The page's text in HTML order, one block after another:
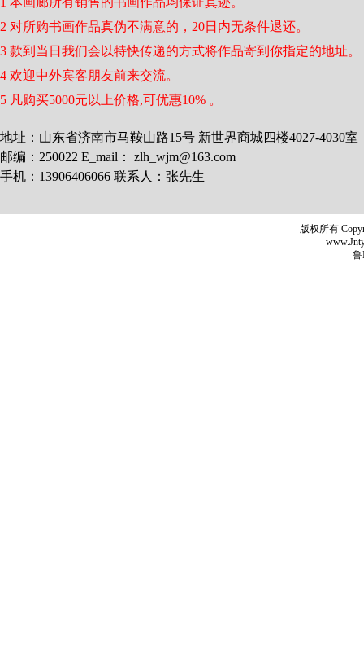
2 对所购书画作品真伪不满意的，20日内无条件退还。
3 款到当日我们会以特快传递的方式将作品寄到你指定的地址。
4 欢迎中外宾客朋友前来交流。
5 凡购买5000元以上价格,可优惠10% 。
地址：山东省济南市马鞍山路15号 新世界商城四楼4027-4030室
邮编：250022 E_mail： zlh_wjm@163.com
手机：13906406066 联系人：张先生
版权所有
鲁